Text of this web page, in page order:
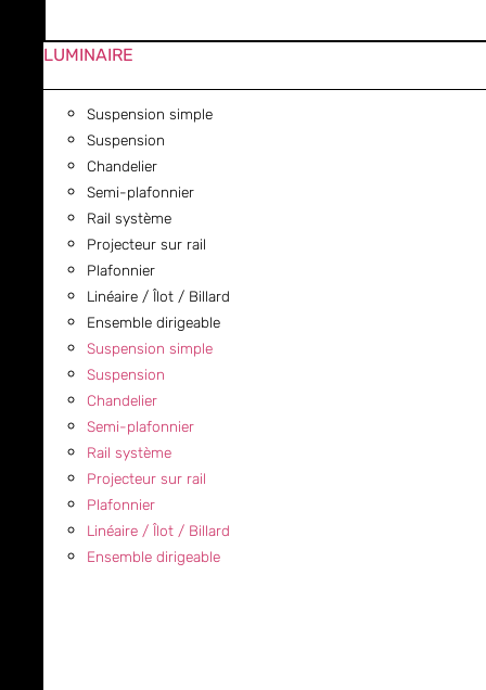
LUMINAIRE
Suspension simple
Suspension
Chandelier
Semi-plafonnier
Rail système
Projecteur sur rail
Plafonnier
Linéaire / Îlot / Billard
Ensemble dirigeable
Suspension simple
Suspension
Chandelier
Semi-plafonnier
Rail système
Projecteur sur rail
Plafonnier
Linéaire / Îlot / Billard
Ensemble dirigeable